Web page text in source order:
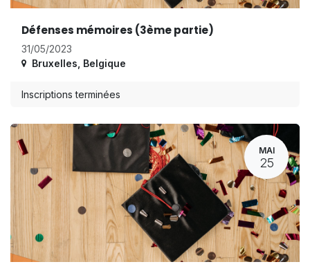
Défenses mémoires (3ème partie)
31/05/2023
Bruxelles Belgique
Inscriptions terminées
MAI
25